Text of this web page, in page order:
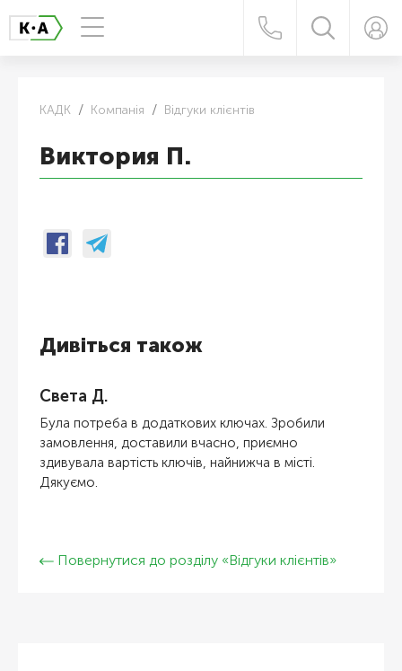
КАДК Компанія Відгуки клієнтів
Виктория П.
Дивіться також
Света Д.
Була потреба в додаткових ключах. Зробили
замовлення, доставили вчасно, приємно
здивувала вартість ключів, найнижча в місті.
Дякуємо.
Повернутися до розділу «Відгуки клієнтів»